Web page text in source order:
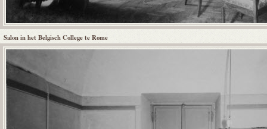
Salon in het Belgisch College te Rome